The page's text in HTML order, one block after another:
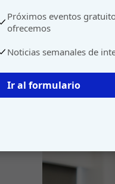
Próximos eventos
ofrecemos
Noticias semanales de
Ir al formulario